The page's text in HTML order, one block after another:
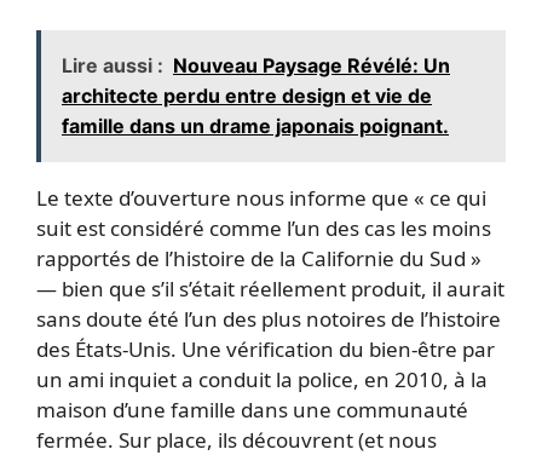
Lire aussi : Nouveau Paysage Révélé: Un
architecte perdu entre design et vie de
famille dans un drame japonais poignant.
Le texte d’ouverture nous informe que « ce qui
suit est considéré comme l’un des cas les moins
rapportés de l’histoire de la Californie du Sud »
— bien que s’il s’était réellement produit, il aurait
sans doute été l’un des plus notoires de l’histoire
des États-Unis. Une vérification du bien-être par
un ami inquiet a conduit la police, en 2010, à la
maison d’une famille dans une communauté
fermée. Sur place, ils découvrent (et nous